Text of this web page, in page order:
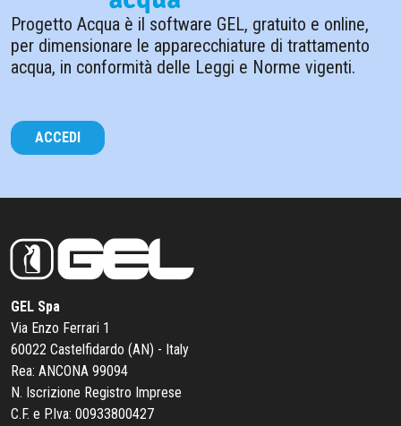
Progetto Acqua è il software GEL, gratuito e online,
per dimensionare le apparecchiature di trattamento
acqua, in conformità delle Leggi e Norme vigenti.
ACCEDI
GEL Spa
Via Enzo Ferrari 1
60022 Castelfidardo (AN) - Italy
Rea: ANCONA 99094
N. Iscrizione Registro Imprese
C.F. e P.Iva: 00933800427